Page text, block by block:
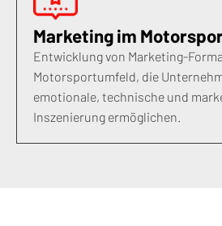
Marketing im
Entwicklung von Marketing-
Motorsportumfeld, die
emotionale, technische und
Inszenierung ermöglichen.